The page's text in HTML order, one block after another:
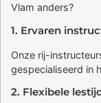
Vlam anders?
1. Ervaren
Onze rij-
gespecialiseerd in
2. Flexibele